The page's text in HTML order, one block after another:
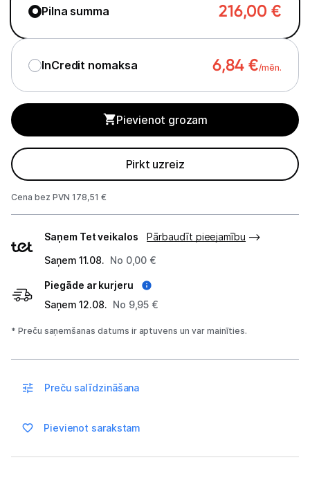
Ekrāni projektoriem
Drukas iekārtas
Biroja piederumi
Telefoni, planšetdatori
Viedierīces
Sadzīves tehnika
Skaistumkopšana
Sports un atpūta
Blogs
Pilna summa 216,00 €
InCredit nomaksa 6,84 €/mēn.
Pievienot grozam
Pirkt uzreiz
Cena bez PVN 178,51 €
veidi
Saņem Tet veikalos
Pārbaudīt pieejamību
Saņem 11.08. No 0,00 €
Piegāde ar kurjeru
Saņem 12.08. No 9,95 €
* Preču saņemšanas datums ir aptuvens un var mainīties.
Preču salīdzināšana
Pievienot sarakstam